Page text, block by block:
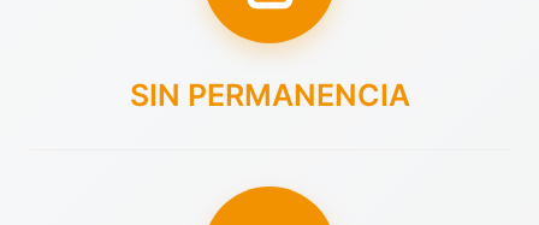
SIN PERMANENCIA